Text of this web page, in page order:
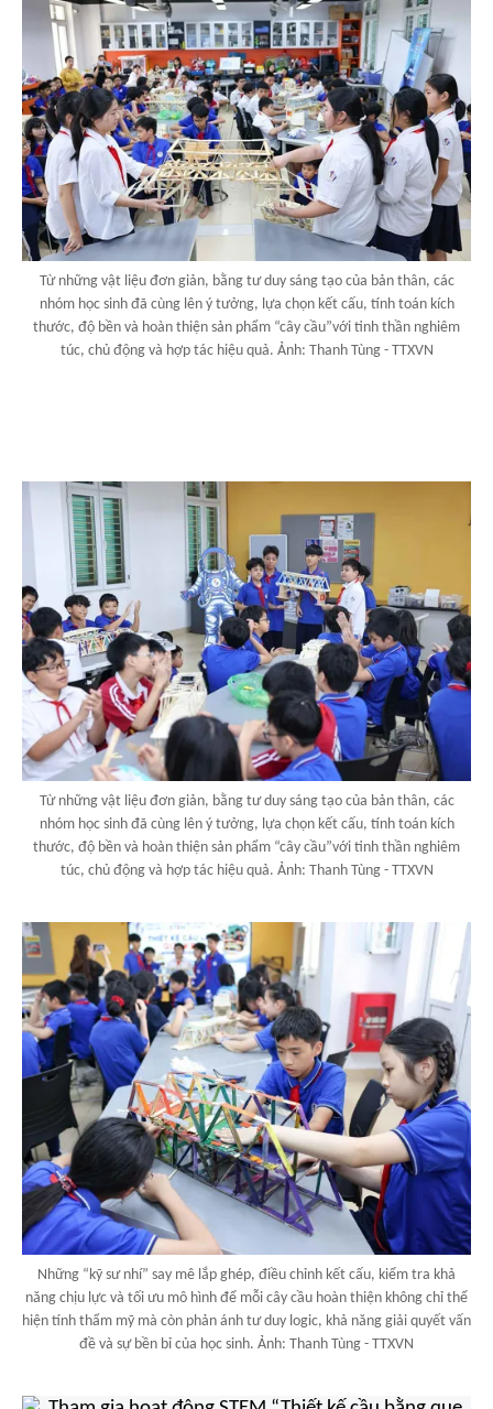
Từ những vật liệu đơn giản, bằng tư duy sáng tạo của bản thân, các
nhóm học sinh đã cùng lên ý tưởng, lựa chọn kết cấu, tính toán kích
thước, độ bền và hoàn thiện sản phẩm “cây cầu”với tinh thần nghiêm
túc, chủ động và hợp tác hiệu quả. Ảnh: Thanh Tùng - TTXVN
Từ những vật liệu đơn giản, bằng tư duy sáng tạo của bản thân, các
nhóm học sinh đã cùng lên ý tưởng, lựa chọn kết cấu, tính toán kích
thước, độ bền và hoàn thiện sản phẩm “cây cầu”với tinh thần nghiêm
túc, chủ động và hợp tác hiệu quả. Ảnh: Thanh Tùng - TTXVN
Những “kỹ sư nhí” say mê lắp ghép, điều chỉnh kết cấu, kiểm tra khả
năng chịu lực và tối ưu mô hình để mỗi cây cầu hoàn thiện không chỉ thể
hiện tính thẩm mỹ mà còn phản ánh tư duy logic, khả năng giải quyết vấn
đề và sự bền bỉ của học sinh. Ảnh: Thanh Tùng - TTXVN